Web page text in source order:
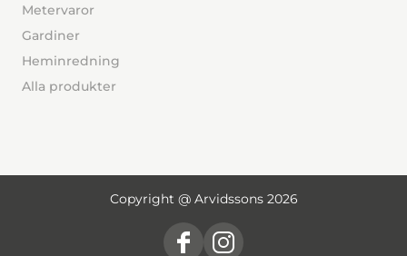
Metervaror
Gardiner
Heminredning
Alla produkter
Copyright @ Arvidssons 2026